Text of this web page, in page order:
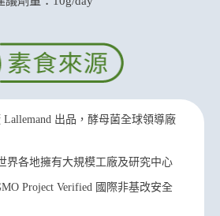
Lallemand 出品，酵母菌全球領導廠
界各地擁有大規模工廠及研究中心
Project Verified 國際非基改安全